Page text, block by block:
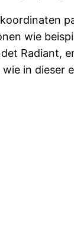
wie
Radiant,
in dieser